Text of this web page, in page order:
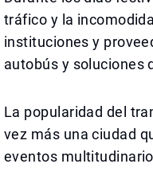
tráfico y la
instituciones y
autobús y soluciones
La popularidad del
vez más una ciudad
eventos